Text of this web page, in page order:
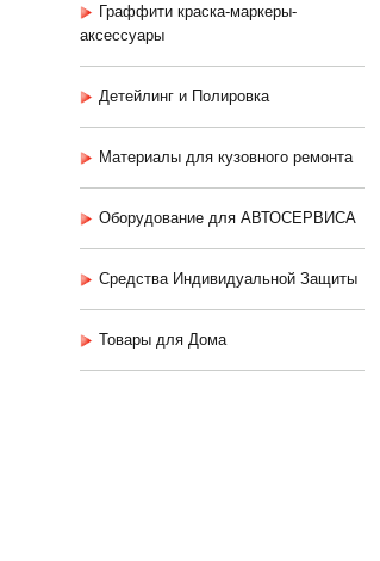
Граффити краска-маркеры-
аксессуары
Детейлинг и Полировка
Материалы для кузовного ремонта
Оборудование для АВТОСЕРВИСА
Средства Индивидуальной Защиты
Товары для Дома